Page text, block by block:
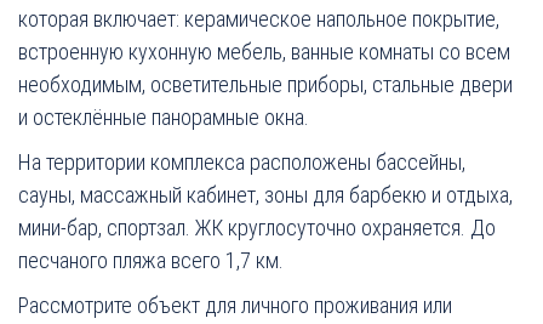
которая включает: керамическое напольное покрытие,
встроенную кухонную мебель, ванные комнаты со всем
необходимым, осветительные приборы, стальные двери
и остеклённые панорамные окна.
На территории комплекса расположены бассейны,
сауны, массажный кабинет, зоны для барбекю и отдыха,
мини-бар, спортзал. ЖК круглосуточно охраняется. До
песчаного пляжа всего 1,7 км.
Рассмотрите объект для личного проживания или